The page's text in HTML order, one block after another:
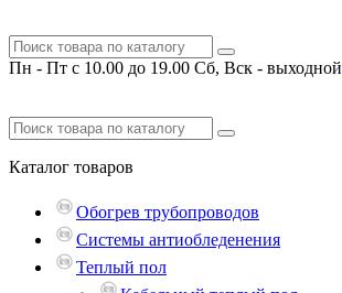
Пн - Пт с 10.00 до 19.00 Сб, Вск - выходной
Каталог товаров
Обогрев трубопроводов
Системы антиобледенения
Теплый пол